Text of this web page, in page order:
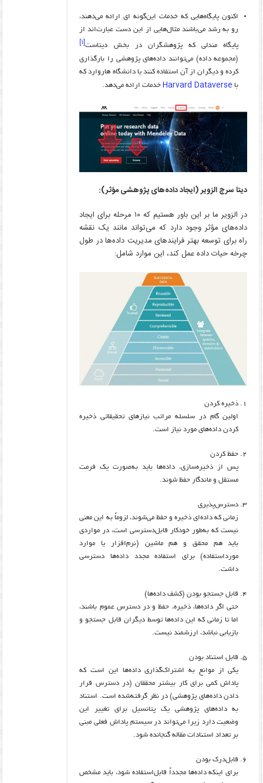
اکنون پایگاه‌هایی که خدمات این‌گونه ای ارائه می‌دهند،
رو به رشد می‌باشند مثال‌هایی از این دست عبارت‌اند از
پایگاه مندلی که پژوهشگران در بخش دیتاست[۱]
(مجموعه داده) می‌توانند داده‌های پژوهشی را بارگذاری
کرده و دیگران از آن استفاده کنند یا دانشگاه هاروارد که
با Harvard Dataverse خدمات ارائه می‌دهد.
دیتا سرچ الزویر (ایجاد داده‌های پژوهشی مؤثر):
در الزویر ما بر این باور هستیم که ۱۰ مرحله برای ایجاد
داده‌های مؤثر وجود دارد که می‌تواند مانند یک نقشه
راه برای توسعه بهتر فرایندهای مدیریت داده‌ها در طول
چرخه حیات داده عمل کند، این موارد شامل:
ذخیره کردن
اولین گام در سلسله مراتب نیازهای تحقیقاتی ذخیره
کردن داده‌های مورد نیاز است.
حفظ کردن
پس از ذخیره‌سازی، داده‌ها باید به‌صورت یک فرمت
مستقل و ماندگار حفظ شوند.
دسترس‌پذیری
زمانی که داده‌ای ذخیره و حفظ می‌شوند، لزوماً به این معنی
نیست که به‌طور خودکار قابل‌دسترسی است، در مواردی
باید هم محقق و هم ماشین (نرم‌افزار یا موارد
مورداستفاده) برای استفاده مجدد داده‌ها دسترسی
داشت.
قابل جستجو بودن (کشف داده‌ها)
حتی اگر داده‌ها، ذخیره، حفظ و در دسترس عموم باشند،
اما تا زمانی که این داده‌ها توسط دیگران قابل جستجو و
بازیابی نباشد، ارزشمند نیست.
قابل استناد بودن
یکی از موانع به اشتراک‌گذاری داده‌ها این است که
پاداش کمی برای کار بیشتر محققان (در دسترس قرار
دادن داده‌های پژوهشی) در نظر گرفته‌شده است. استناد
به داده‌های پژوهشی یک پتانسیل برای تغییر این
وضعیت دارد زیرا می‌تواند در سیستم پاداش فعلی مبنی
بر تعداد استنادات مقاله گنجانده شود.
قابل‌درک بودن
برای اینکه داده‌ها مجدداً قابل‌استفاده شود، باید مشخص